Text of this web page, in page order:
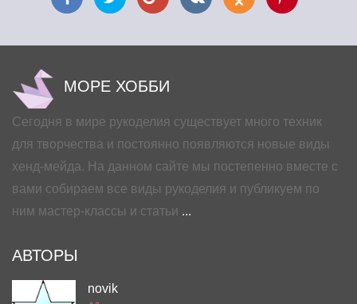
МОРЕ ХОББИ
Сегодня в мире рукоделия существует много техник
для творчества и постоянно появляются новые виды
хенд-мейда. На данном сайте мы постепенно вместе с
вами собираем все виды рукоделия и публикуем по
ним мастер-классы и статьи ...
АВТОРЫ
novik